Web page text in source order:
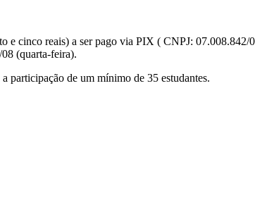
e cinco reais) a ser pago via PIX ( CNPJ:
(quarta-feira).
participação de um mínimo de 35 estudantes.